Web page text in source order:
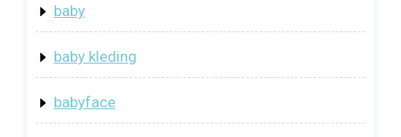
baby
baby kleding
babyface